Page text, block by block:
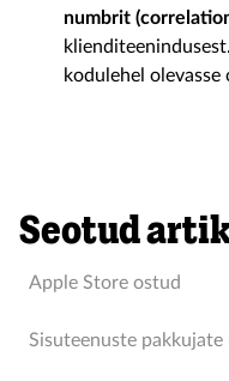
numbrit
kodulehel olevasse
Seotud
Apple Store ostud
Sisuteenuste